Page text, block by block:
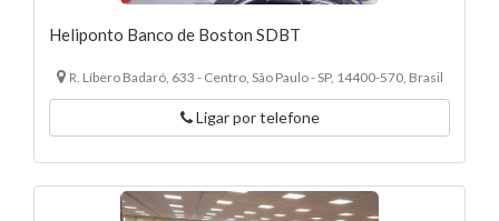
Heliponto Banco de Boston SDBT
R. Líbero Badaró, 633 - Centro, São Paulo - SP, 14400-570, Brasil
Ligar por telefone